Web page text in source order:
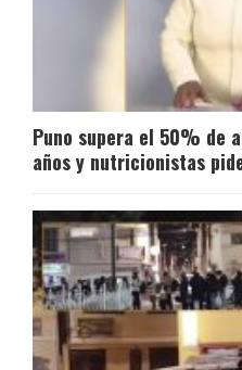
Puno supera el 50% de
años y nutricionistas